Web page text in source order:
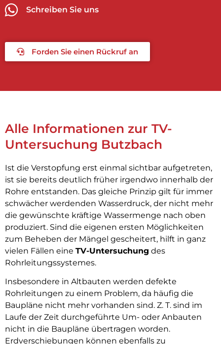
Schreiben Sie uns
Forden Sie einen Rückruf an
Alle Informationen zur TV-
Untersuchung Butzbach
Ist die Verstopfung erst einmal sichtbar aufgetreten,
ist sie bereits deutlich früher irgendwo innerhalb der
Rohre entstanden. Das gleiche Prinzip gilt für immer
schwächer werdenden Wasserdruck, der nicht mehr
die gewünschte kräftige Wassermenge nach oben
produziert. Sind die eigenen ersten Möglichkeiten
zum Beheben der Mängel gescheitert, hilft in ganz
vielen Fällen eine TV-Untersuchung des
Rohrleitungssystemes.
Insbesondere in Altbauten werden defekte
Rohrleitungen zu einem Problem, da häufig die
Baupläne nicht mehr vorhanden sind. Z. T. sind im
Laufe der Zeit durchgeführte Um- oder Anbauten
nicht in die Baupläne übertragen worden.
Erdverschiebungen können ebenfalls zu